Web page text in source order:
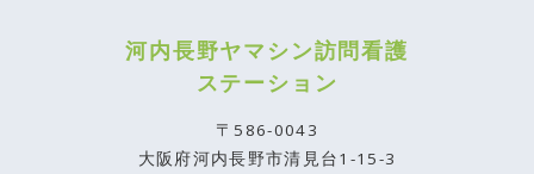
河内長野ヤマシン訪問看護
ステーション
〒586-0043
大阪府河内長野市清見台1-15-3